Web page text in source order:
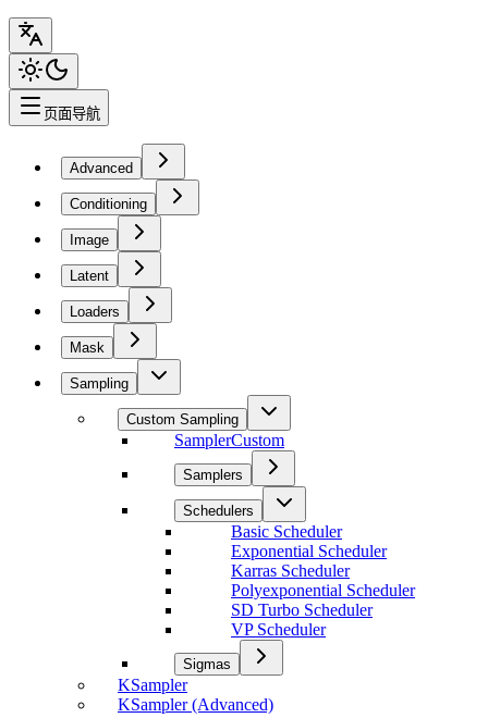
页面导航
Advanced
Conditioning
Image
Latent
Loaders
Mask
Sampling
Custom Sampling
SamplerCustom
Samplers
Schedulers
Basic Scheduler
Exponential Scheduler
Karras Scheduler
Polyexponential Scheduler
SD Turbo Scheduler
VP Scheduler
Sigmas
KSampler
KSampler (Advanced)